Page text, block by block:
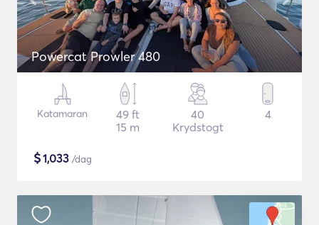
Powercat Prowler 480
Katamaran
49 ft
15 m
40
Krydstogt
4
$1,033 /dag